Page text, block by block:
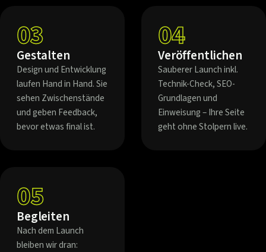
03
Gestalten
Design und Entwicklung
laufen Hand in Hand. Sie
sehen Zwischenstände
und geben Feedback,
bevor etwas final ist.
04
Veröffentlichen
Sauberer Launch inkl.
Technik-Check, SEO-
Grundlagen und
Einweisung – Ihre Seite
geht ohne Stolpern live.
05
Begleiten
Nach dem Launch
bleiben wir dran: